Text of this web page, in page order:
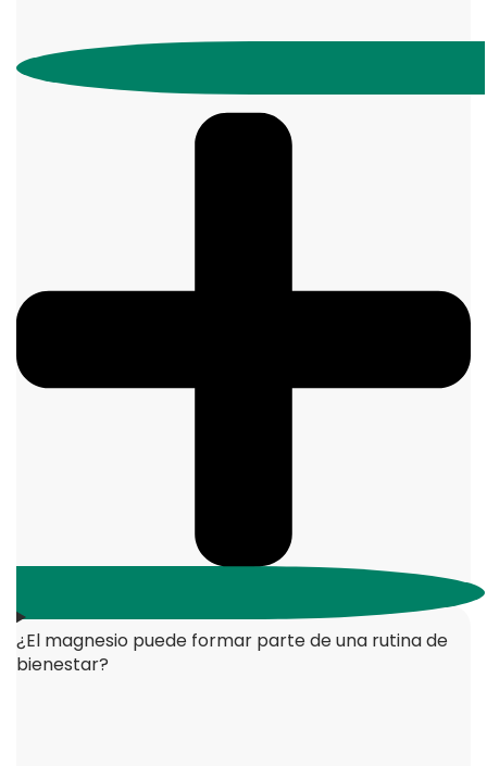
¿El magnesio puede formar parte de una rutina de
bienestar?